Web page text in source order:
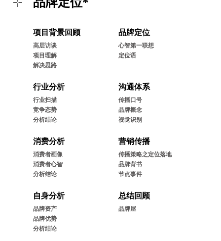
品牌定位*
项⽬背景回顾
⾼层访谈
项⽬理解
解决思路
品牌定位
⼼智第⼀联想
定位语
⾏业分析
⾏业扫描
竞争态势
分析结论
沟通体系
传播⼝号
品牌概念
视觉识别
消费分析
消费者画像
消费者⼼智
分析结论
营销传播
传播策略之定位落地
品牌背书
节点事件
⾃⾝分析
品牌资产
品牌优势
分析结论
总结回顾
品牌屋